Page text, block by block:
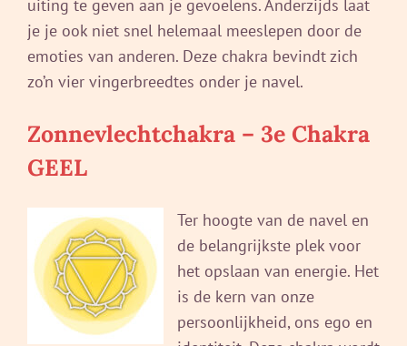
uiting te geven aan je gevoelens. Anderzijds laat
je je ook niet snel helemaal meeslepen door de
emoties van anderen. Deze chakra bevindt zich
zo’n vier vingerbreedtes onder je navel.
Zonnevlechtchakra – 3e Chakra
GEEL
Ter hoogte van de navel en
de belangrijkste plek voor
het opslaan van energie. Het
is de kern van onze
persoonlijkheid, ons ego en